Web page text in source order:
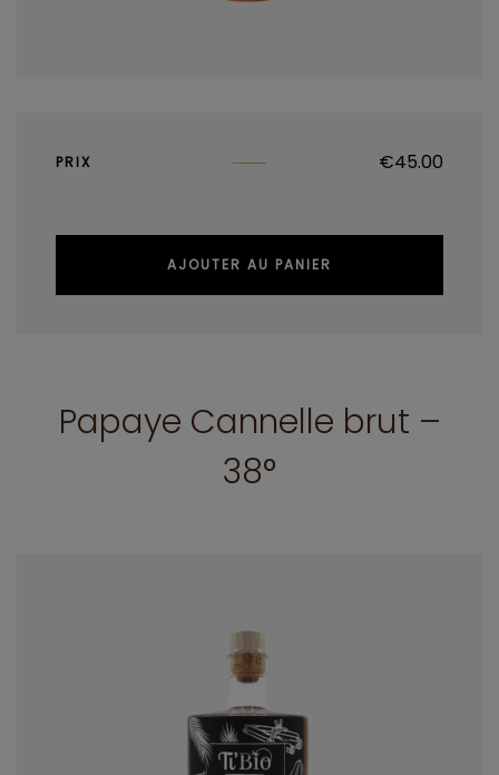
PRIX €45.00
AJOUTER AU PANIER
Papaye Cannelle brut –
38°